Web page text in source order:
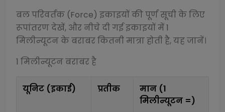
बल परिवर्तक (Force) इकाइयों की पूर्ण सूची के लिए
रूपांतरण देखें, और नीचे दी गई इकाइयों में 1
मिलीन्यूटनके बराबर कितनी मात्रा होती है, यह जानें।
1 मिलीन्यूटनबराबर है
यूनिट (इकाई) प्रतीक
मान (1
मिलीन्यूटन =)